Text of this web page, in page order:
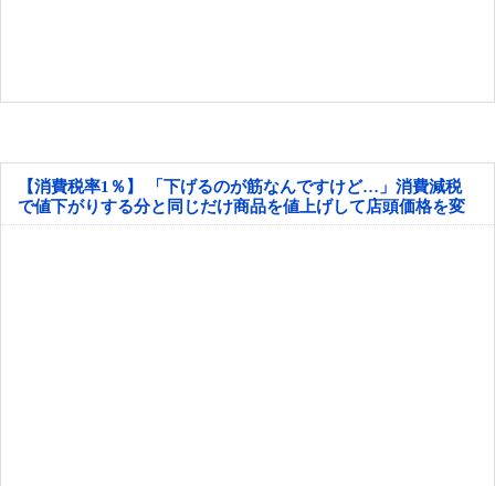
【消費税率1％】 「下げるのが筋なんですけど…」消費減税
で値下がりする分と同じだけ商品を値上げして店頭価格を変
えない店も